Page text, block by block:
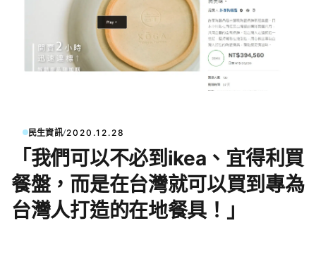
民生資訊/2020.12.28
「我們可以不必到ikea、宜得利買
餐盤，而是在台灣就可以買到專為
台灣人打造的在地餐具！」